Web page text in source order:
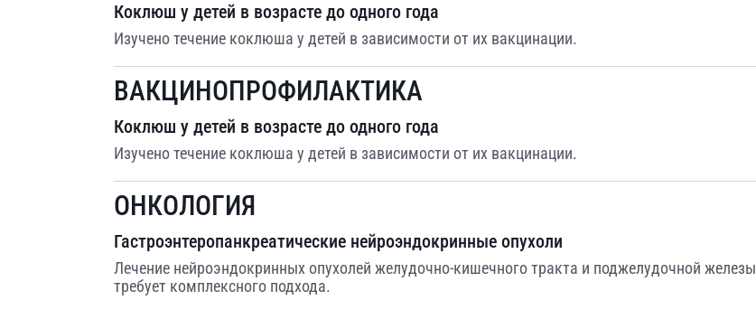
Коклюш у детей в возрасте до одного года
Изучено течение коклюша у детей в зависимости от их вакцинации.
ВАКЦИНОПРОФИЛАКТИКА
Коклюш у детей в возрасте до одного года
Изучено течение коклюша у детей в зависимости от их вакцинации.
ОНКОЛОГИЯ
Гастроэнтеропанкреатические нейроэндокринные опухоли
Лечение нейроэндокринных опухолей желудочно-кишечного тракта и поджелудочной железы
требует комплексного подхода.